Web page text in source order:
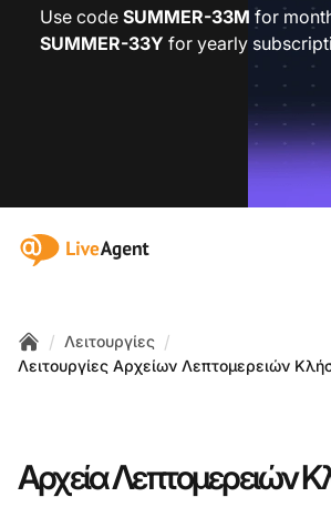
Use code SUMMER-33M for
SUMMER-33Y for yearly
:site.title
Home
/ Λειτουργίες /
Λειτουργίες Αρχείων Λεπτομερειών
Αρχεία Λεπτομερειών